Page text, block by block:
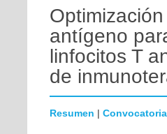
antígeno
linfocitos T
de
Resumen | Convocatoria